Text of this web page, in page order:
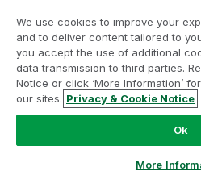
Juridische overeenkomsten
Productvoorwaarden
Legal Policies
Handelsmerken
Do Not
Copyright © 1993-2026 QlikTech
We use cookies to improve your
and to deliver content tailored to
you accept the use of additional
data transmission to third parties.
Notice or click ‘More Information’
our sites. Privacy & Cookie Notice
Ok
More